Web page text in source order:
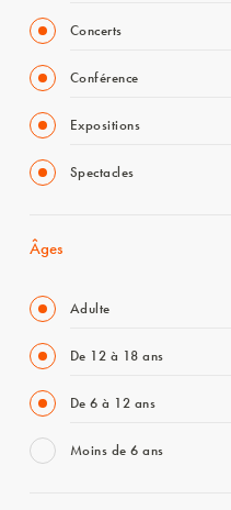
Concerts
Conférence
Expositions
Spectacles
Âges
Adulte
De 12 à 18 ans
De 6 à 12 ans
Moins de 6 ans